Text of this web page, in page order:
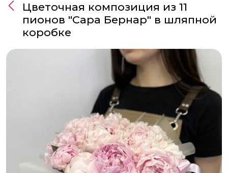
Цветочная композиция из 11
пионов "Сара Бернар" в шляпной
коробке